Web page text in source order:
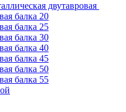
двутавровая
балка 20
балка 25
балка 30
балка 40
балка 45
балка 50
балка 55